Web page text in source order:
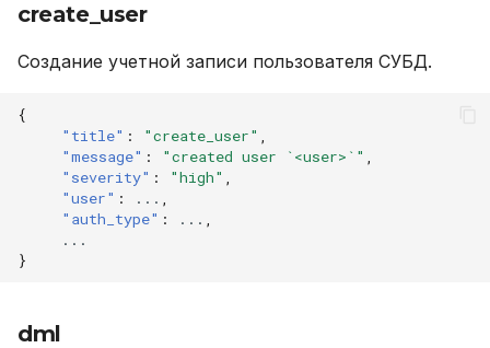
create_user
Создание учетной записи пользователя СУБД.
{
"title" : "create_user"
"message" : "created user `<user>`"
"severity" : "high"
"user" : ...
"auth_type" : ...
...
}
dml